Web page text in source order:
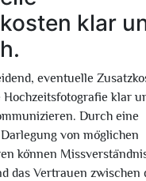
klar
eventuelle
Hochzeitsfotografie klar
Durch eine
von möglichen
können
das Vertrauen zwischen